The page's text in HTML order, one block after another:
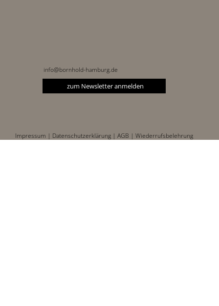
Impressum | Datenschutzerklärung | AGB | Wiederrufsbelehrung
info@bornhold-hamburg.de
zum Newsletter anmelden